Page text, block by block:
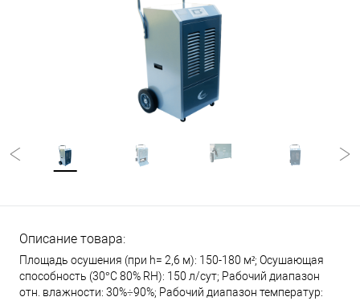
Описание товара:
Площадь осушения (при h= 2,6 м): 150-180 м²; Осушающая
способность (30°С 80% RH): 150 л/сут; Рабочий диапазон
отн. влажности: 30%÷90%; Рабочий диапазон температур: